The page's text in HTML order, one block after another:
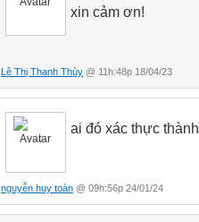
xin cảm ơn!
Lê Thị Thanh Thùy @ 11h:48p 18/04/23
ai đó xác thực
nguyễn huy toàn @ 09h:56p 24/01/24